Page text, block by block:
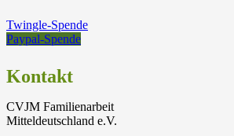
Twingle-Spende
Paypal-Spende
Kontakt
CVJM Familienarbeit
Mitteldeutschland e.V.